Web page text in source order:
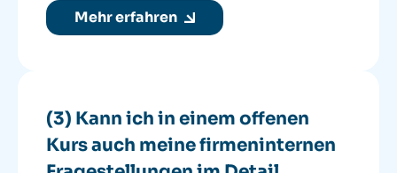
Mehr erfahren
(3) Kann ich in einem offenen
Kurs auch meine firmeninternen